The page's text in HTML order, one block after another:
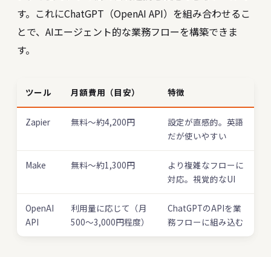
す。これにChatGPT（OpenAI API）を組み合わせるこ
とで、AIエージェント的な業務フローを構築できま
す。
ツール 月額費用（目安） 特徴
Zapier 無料〜約4,200円
設定が直感的。英語
だが使いやすい
Make 無料〜約1,300円
より複雑なフローに
対応。視覚的なUI
OpenAI
API
利用量に応じて（月
500〜3,000円程度）
ChatGPTのAPIを業
務フローに組み込む